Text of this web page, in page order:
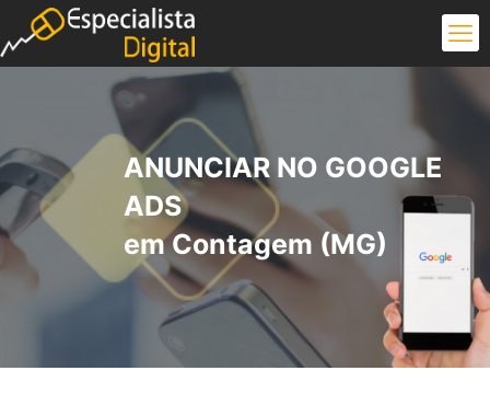
ANUNCIAR NO GOOGLE
ADS
em Contagem (MG)